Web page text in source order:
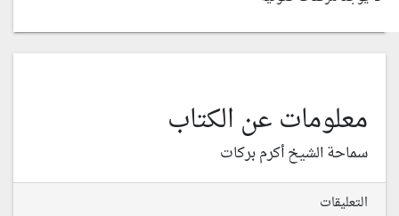
معلومات عن الكتاب
سماحة الشيخ أكرم بركات
التعليقات